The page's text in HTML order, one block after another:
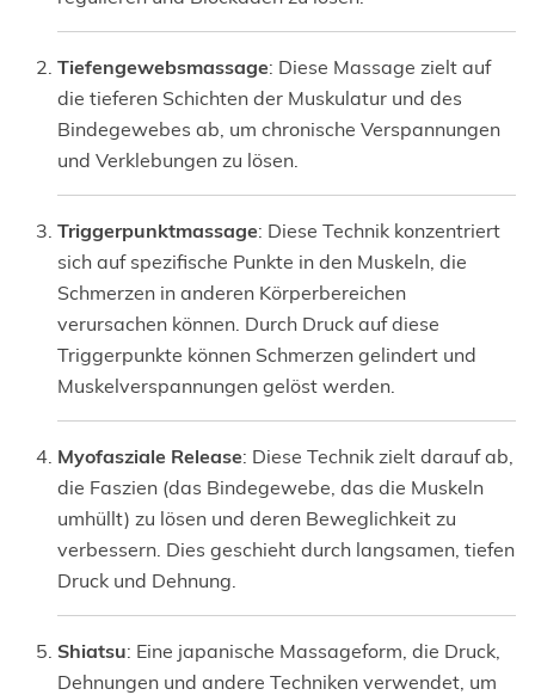
Tiefengewebsmassage: Diese Massage zielt auf
die tieferen Schichten der Muskulatur und des
Bindegewebes ab, um chronische Verspannungen
und Verklebungen zu lösen.
Triggerpunktmassage: Diese Technik konzentriert
sich auf spezifische Punkte in den Muskeln, die
Schmerzen in anderen Körperbereichen
verursachen können. Durch Druck auf diese
Triggerpunkte können Schmerzen gelindert und
Muskelverspannungen gelöst werden.
Myofasziale Release: Diese Technik zielt darauf ab,
die Faszien (das Bindegewebe, das die Muskeln
umhüllt) zu lösen und deren Beweglichkeit zu
verbessern. Dies geschieht durch langsamen, tiefen
Druck und Dehnung.
Shiatsu: Eine japanische Massageform, die Druck,
Dehnungen und andere Techniken verwendet, um